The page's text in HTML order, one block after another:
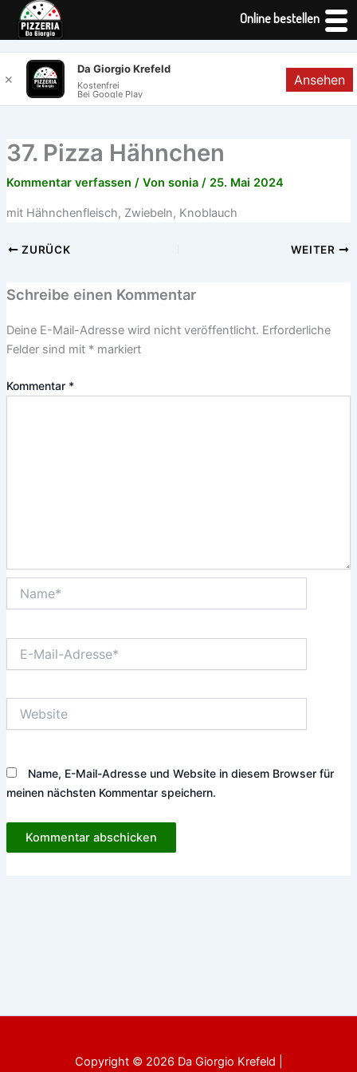
Inhalt
springen
37. Pizza Hähnchen
Kommentar verfassen / Von sonia / 25. Mai 2024
mit Hähnchenfleisch, Zwiebeln, Knoblauch
ZURÜCK WEITER
Schreibe einen Kommentar
Deine E-Mail-Adresse wird nicht veröffentlicht. Erforderliche
Felder sind mit *markiert
Kommentar *
Mail-
Name, E-Mail-Adresse und Website in diesem Browser für
meinen nächsten Kommentar speichern.
Copyright © 2026 Da Giorgio Krefeld |
Online bestellen
✕
Da Giorgio Krefeld
Kostenfrei
Bei Google Play
Ansehen